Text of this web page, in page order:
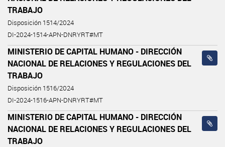
TRABAJO
Disposición 1514/2024
DI-2024-1514-APN-DNRYRT#MT
MINISTERIO DE CAPITAL HUMANO - DIRECCIÓN
NACIONAL DE RELACIONES Y REGULACIONES DEL
TRABAJO
Disposición 1516/2024
DI-2024-1516-APN-DNRYRT#MT
MINISTERIO DE CAPITAL HUMANO - DIRECCIÓN
NACIONAL DE RELACIONES Y REGULACIONES DEL
TRABAJO